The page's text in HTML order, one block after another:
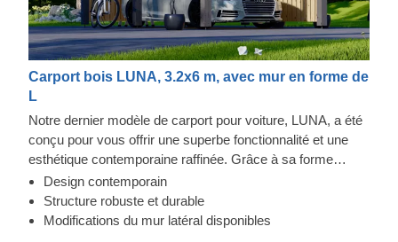
Carport bois LUNA, 3.2x6 m, avec mur en forme de
L
Notre dernier modèle de carport pour voiture, LUNA, a été
conçu pour vous offrir une superbe fonctionnalité et une
esthétique contemporaine raffinée. Grâce à sa forme
moderne et élégante, son design sublime et son toit
traditionnel à double pente, ce magnifique carport
deviendra rapidement un ajout précieux à votre espace
Design contemporain
Structure robuste et durable
Modifications du mur latéral disponibles